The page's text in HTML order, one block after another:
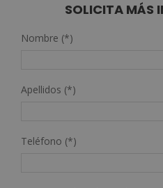
SOLICITA MÁS
Nombre (*)
Apellidos (*)
Teléfono (*)